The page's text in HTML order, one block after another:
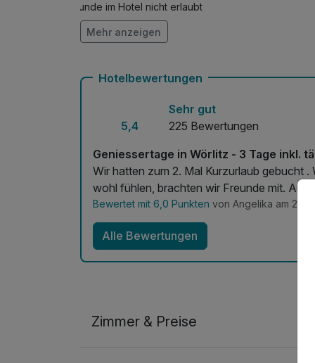
Hunde im Hotel nicht erlaubt
Fahrradverleih
Mehr anzeigen
Hotelbewertungen
5,4
Sehr gut
225 Bewertungen
Geniessertage in Wörlitz - 3 Tage inkl.
Wir hatten zum 2. Mal Kurzurlaub gebucht
wohl fühlen, brachten wir Freunde mit.
Bewertet mit 6,0 Punkten von Angelika am
Alle Bewertungen
Zimmer & Preise